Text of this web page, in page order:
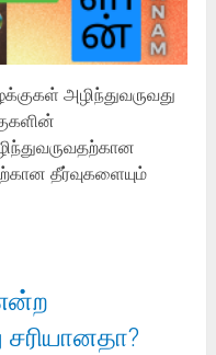
அழிந்துவருவது
தீர்வுகளையும்